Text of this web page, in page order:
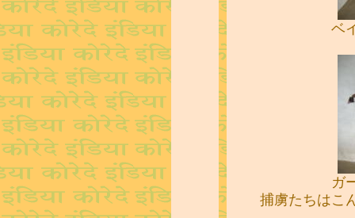
ベ
ガ
捕虜たちはこ